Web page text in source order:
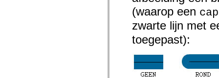
(waarop een
zwarte lijn met
toegepast):